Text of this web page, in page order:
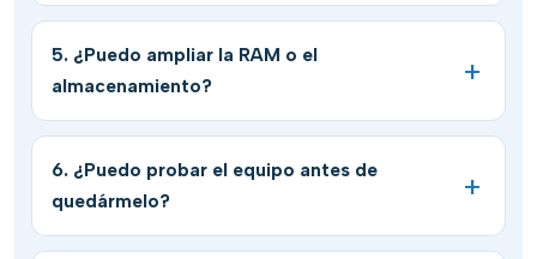
5. ¿Puedo ampliar la RAM o el
almacenamiento?
6. ¿Puedo probar el equipo antes de
quedármelo?